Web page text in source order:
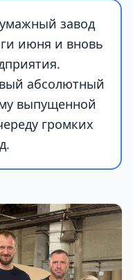
завод
июня и вновь
абсолютный
выпущенной
громких